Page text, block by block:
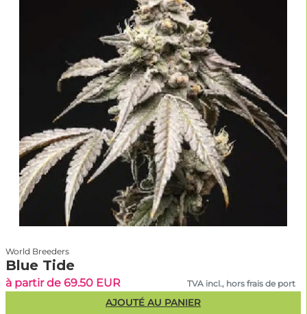
World Breeders
Blue Tide
à partir de 69.50 EUR TVA incl., hors frais de port
AJOUTÉ AU PANIER